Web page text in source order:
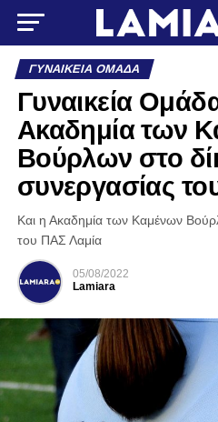
ΓΥΝΑΙΚΕΊΑ ΟΜΆΔΑ
Γυναικεία
Ακαδημία των
Βούρλων στο
συνεργασίας
Και η Ακαδημία των Καμένων
του ΠΑΣ Λαμία
05/08/2022
Lamiara